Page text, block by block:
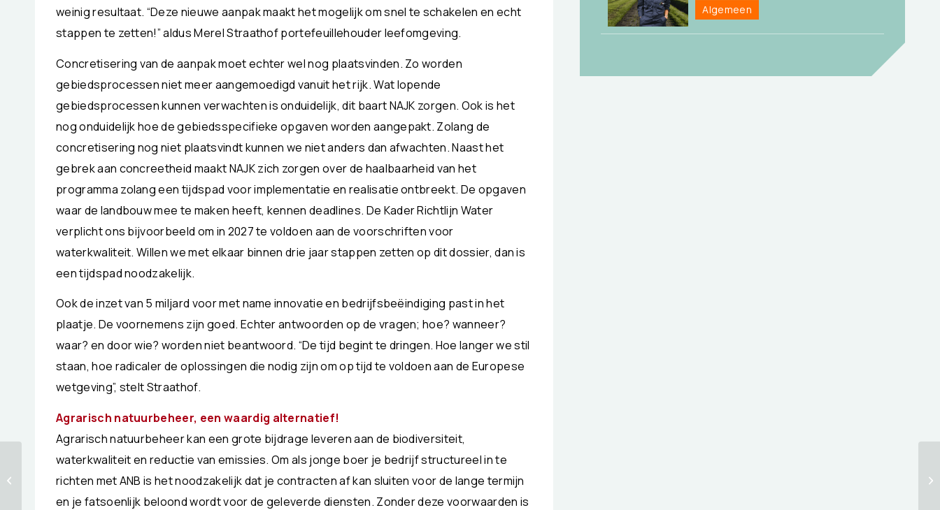
weinig resultaat. “Deze nieuwe aanpak maakt het mogelijk om snel te schakelen en echt
stappen te zetten!” aldus Merel Straathof portefeuillehouder leefomgeving.
Concretisering van de aanpak moet echter wel nog plaatsvinden. Zo worden
gebiedsprocessen niet meer aangemoedigd vanuit het rijk. Wat lopende
gebiedsprocessen kunnen verwachten is onduidelijk, dit baart NAJK zorgen. Ook is het
nog onduidelijk hoe de gebiedsspecifieke opgaven worden aangepakt. Zolang de
concretisering nog niet plaatsvindt kunnen we niet anders dan afwachten. Naast het
gebrek aan concreetheid maakt NAJK zich zorgen over de haalbaarheid van het
programma zolang een tijdspad voor implementatie en realisatie ontbreekt. De opgaven
waar de landbouw mee te maken heeft, kennen deadlines. De Kader Richtlijn Water
verplicht ons bijvoorbeeld om in 2027 te voldoen aan de voorschriften voor
waterkwaliteit. Willen we met elkaar binnen drie jaar stappen zetten op dit dossier, dan is
een tijdspad noodzakelijk.
Ook de inzet van 5 miljard voor met name innovatie en bedrijfsbeëindiging past in het
plaatje. De voornemens zijn goed. Echter antwoorden op de vragen; hoe? wanneer?
waar? en door wie? worden niet beantwoord. “De tijd begint te dringen. Hoe langer we stil
staan, hoe radicaler de oplossingen die nodig zijn om op tijd te voldoen aan de Europese
wetgeving”, stelt Straathof.
Agrarisch natuurbeheer, een waardig alternatief!
Agrarisch natuurbeheer kan een grote bijdrage leveren aan de biodiversiteit,
waterkwaliteit en reductie van emissies. Om als jonge boer je bedrijf structureel in te
richten met ANB is het noodzakelijk dat je contracten af kan sluiten voor de lange termijn
en je fatsoenlijk beloond wordt voor de geleverde diensten. Zonder deze voorwaarden is
Algemeen
Mogelijk extra drie
jaar onzekerheid
voor PAS-melders en
geen oplossing